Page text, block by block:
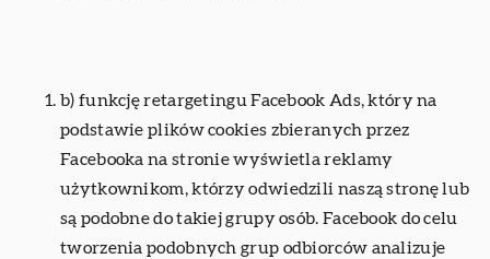
b) funkcję retargetingu Facebook Ads, który na
podstawie plików cookies zbieranych przez
Facebooka na stronie wyświetla reklamy
użytkownikom, którzy odwiedzili naszą stronę lub
są podobne do takiej grupy osób. Facebook do celu
tworzenia podobnych grup odbiorców analizuje